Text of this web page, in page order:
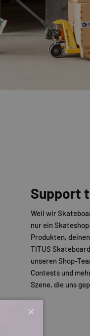
Support
Weil wir
nur ein
Produkten,
TITUS
unseren Shop-
Contests und
Szene, die uns